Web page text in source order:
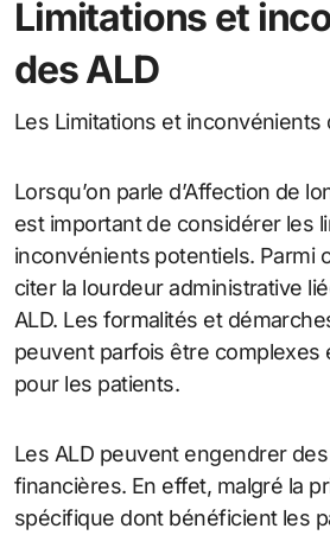
Limitations et
des ALD
Les Limitations et inconvénients
Lorsqu’on parle d’Affection de
est important de considérer les
inconvénients potentiels. Parmi
citer la lourdeur administrative
ALD. Les formalités et
peuvent parfois être complexes
pour les patients.
Les ALD peuvent engendrer
financières. En effet, malgré la
spécifique dont bénéficient les